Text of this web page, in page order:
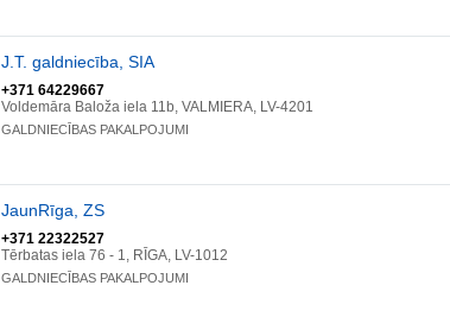
J.T. galdniecība, SIA
+371 64229667
Voldemāra Baloža iela 11b, VALMIERA, LV-4201
GALDNIECĪBAS PAKALPOJUMI
JaunRīga, ZS
+371 22322527
Tērbatas iela 76 - 1, RĪGA, LV-1012
GALDNIECĪBAS PAKALPOJUMI